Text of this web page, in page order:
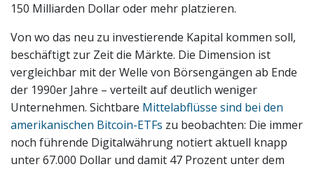
150 Milliarden Dollar oder mehr platzieren.
Von wo das neu zu investierende Kapital kommen soll,
beschäftigt zur Zeit die Märkte. Die Dimension ist
vergleichbar mit der Welle von Börsengängen ab Ende
der 1990er Jahre – verteilt auf deutlich weniger
Unternehmen. Sichtbare Mittelabflüsse sind bei den
amerikanischen Bitcoin-ETFs zu beobachten: Die immer
noch führende Digitalwährung notiert aktuell knapp
unter 67.000 Dollar und damit 47 Prozent unter dem